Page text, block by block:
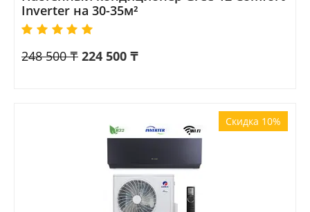
Inverter на 30-35м²
248 500 ₸ 224 500 ₸
Скидка 10%